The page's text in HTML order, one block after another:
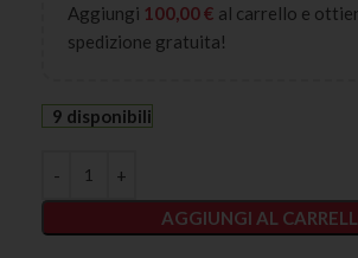
Aggiungi 100,00€ al carrello e
spedizione gratuita!
9 disponibili
AGGIUNGI AL